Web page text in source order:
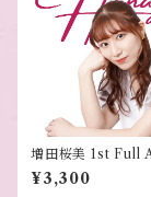
増田桜美 1st Full
nauta!"
¥3,300